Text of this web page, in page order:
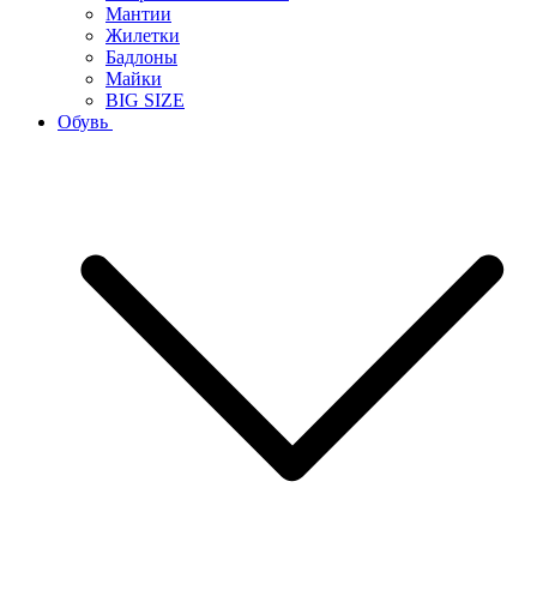
Мантии
Жилетки
Бадлоны
Майки
BIG SIZE
Обувь